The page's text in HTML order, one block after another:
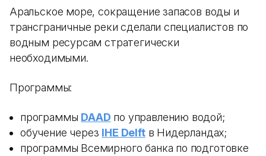
Аральское море, сокращение запасов воды и
трансграничные реки сделали специалистов по
водным ресурсам стратегически
необходимыми.
Программы:
программы DAAD по управлению водой;
обучение через IHE Delftв Нидерландах;
программы Всемирного банка по подготовке